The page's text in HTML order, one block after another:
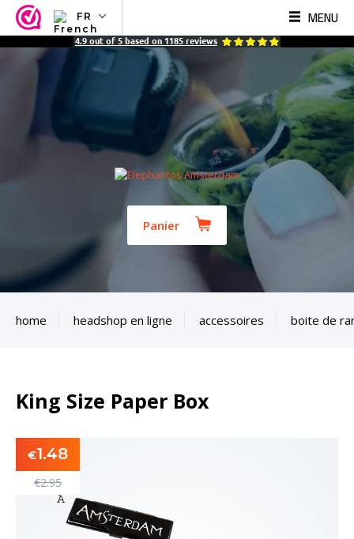
FR
NL
ES
MENU
4.9 out of 5 based on 1185 reviews
Panier
home headshop en ligne accessoires boite de
King Size Paper Box
€1.48
€2.95